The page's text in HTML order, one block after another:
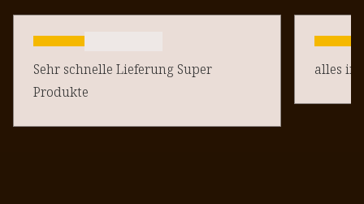
Sehr schnelle Lieferung Super
Produkte
alles in